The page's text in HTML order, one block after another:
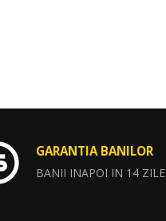
GARANTIA BANILOR
BANII INAPOI IN 14 ZILE